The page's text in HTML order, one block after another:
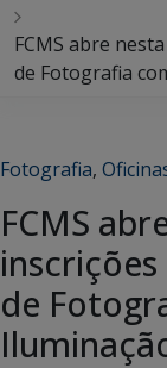
FCMS abre
de Fotografia
Fotografia,
FCMS
de